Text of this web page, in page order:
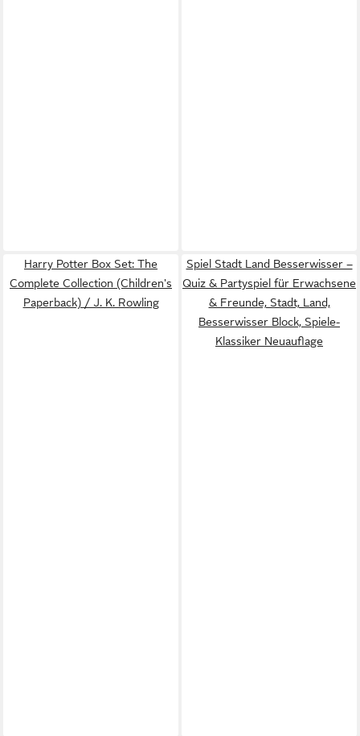
Harry Potter Box Set: The
Complete Collection (Children's
Paperback) / J. K. Rowling
Spiel Stadt Land Besserwisser –
Quiz & Partyspiel für Erwachsene
& Freunde, Stadt, Land,
Besserwisser Block, Spiele-
Klassiker Neuauflage